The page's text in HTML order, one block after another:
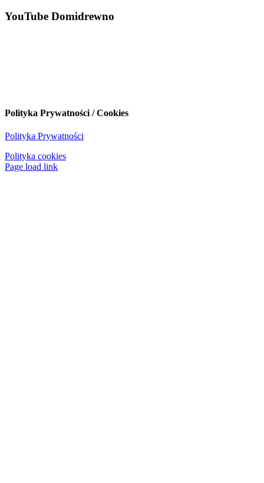
YouTube Domidrewno
Polityka Prywatności / Cookies
Polityka Prywatności
Polityka cookies
Page load link